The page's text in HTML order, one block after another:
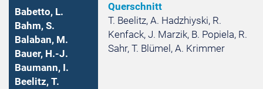
Babetto, L.
Bahm, S.
Balaban, M.
Bauer, H.-J.
Baumann, I.
Beelitz, T.
Querschnitt
T. Beelitz, A. Hadzhiyski, R.
Kenfack, J. Marzik, B. Popiela, R.
Sahr, T. Blümel, A. Krimmer